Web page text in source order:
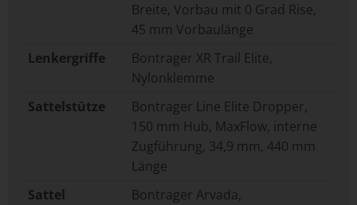
Breite, Vorbau mit 0 Grad Rise,
45 mm Vorbaulänge
Lenkergriffe
Bontrager XR Trail Elite,
Nylonklemme
Sattelstütze
Bontrager Line Elite Dropper,
150 mm Hub, MaxFlow, interne
Zugführung, 34,9 mm, 440 mm
Länge
Sattel
Bontrager Arvada,